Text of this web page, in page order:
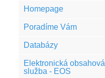
Homepage
Poradíme Vám
Databázy
Elektronická obsahová
služba - EOS